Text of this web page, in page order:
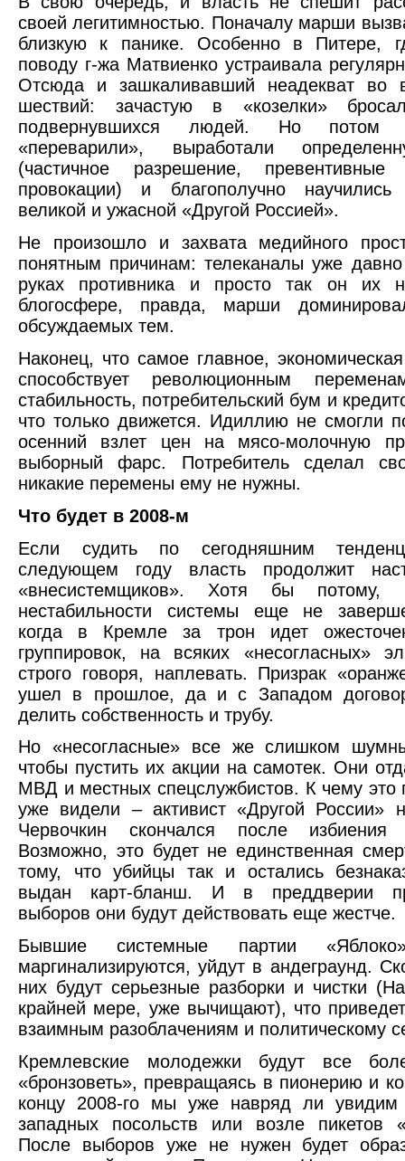
своей легитимностью. Поначалу марши
близкую к панике. Особенно в Питере,
поводу г-жа Матвиенко устраивала
Отсюда и зашкаливавший неадекват во
шествий: зачастую в «козелки»
подвернувшихся людей. Но потом
«переварили», выработали
(частичное разрешение, превентивные
провокации) и благополучно
великой и ужасной «Другой Россией».
Не произошло и захвата медийного
понятным причинам: телеканалы уже
руках противника и просто так он их
блогосфере, правда, марши
обсуждаемых тем.
Наконец, что самое главное,
способствует революционным
стабильность, потребительский бум и
что только движется. Идиллию не смогли
осенний взлет цен на мясо-молочную
выборный фарс. Потребитель сделал
никакие перемены ему не нужны.
Что будет в 2008-м
Если судить по сегодняшним
следующем году власть продолжит
«внесистемщиков». Хотя бы потому,
нестабильности системы еще не
когда в Кремле за трон идет
группировок, на всяких «несогласных»
строго говоря, наплевать. Призрак
ушел в прошлое, да и с Западом
делить собственность и трубу.
Но «несогласные» все же слишком
чтобы пустить их акции на самотек. Они
МВД и местных спецслужбистов. К чему это
уже видели – активист «Другой России»
Червочкин скончался после избиения
Возможно, это будет не единственная
тому, что убийцы так и остались
выдан карт-бланш. И в преддверии
выборов они будут действовать еще жестче.
Бывшие системные партии
маргинализируются, уйдут в андеграунд.
них будут серьезные разборки и чистки
крайней мере, уже вычищают), что
взаимным разоблачениям и политическому
Кремлевские молодежки будут все
«бронзоветь», превращаясь в пионерию и
концу 2008-го мы уже навряд ли увидим
западных посольств или возле пикетов
После выборов уже не нужен будет